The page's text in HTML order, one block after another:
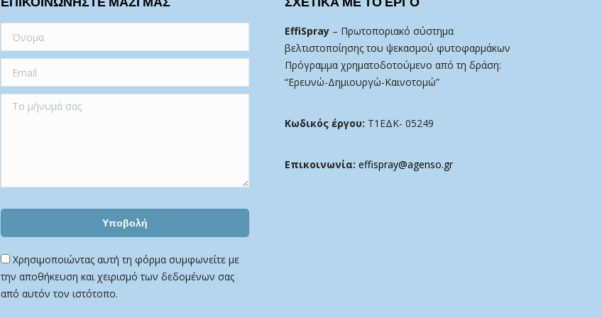
Χρησιμοποιώντας αυτή τη φόρμα συμφωνείτε με
την αποθήκευση και χειρισμό των δεδομένων σας
από αυτόν τον ιστότοπο.
EffiSpray – Πρωτοποριακό σύστημα
βελτιστοποίησης του ψεκασμού φυτοφαρμάκων
Πρόγραμμα χρηματοδοτούμενο από τη δράση:
“Ερευνώ-Δημιουργώ-Καινοτομώ”
Κωδικός έργου: Τ1ΕΔΚ- 05249
Επικοινωνία: effispray@agenso.gr